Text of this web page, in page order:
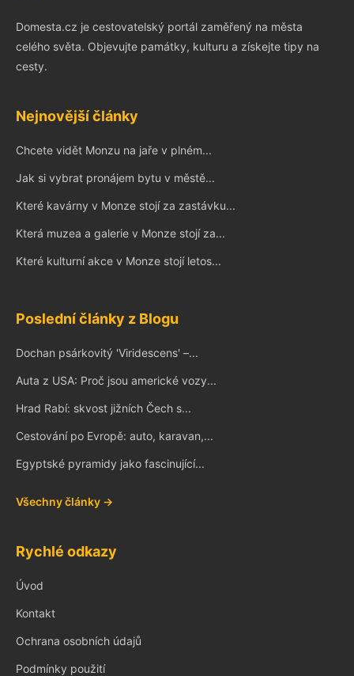
Domesta.cz je cestovatelský portál zaměřený na města
celého světa. Objevujte památky, kulturu a získejte tipy na
cesty.
Nejnovější články
Chcete vidět Monzu na jaře v plném...
Jak si vybrat pronájem bytu v městě...
Které kavárny v Monze stojí za zastávku...
Která muzea a galerie v Monze stojí za...
Které kulturní akce v Monze stojí letos...
Poslední články z Blogu
Dochan psárkovitý 'Viridescens' –...
Auta z USA: Proč jsou americké vozy...
Hrad Rabí: skvost jižních Čech s...
Cestování po Evropě: auto, karavan,...
Egyptské pyramidy jako fascinující...
Všechny články →
Rychlé odkazy
Úvod
Kontakt
Ochrana osobních údajů
Podmínky použití